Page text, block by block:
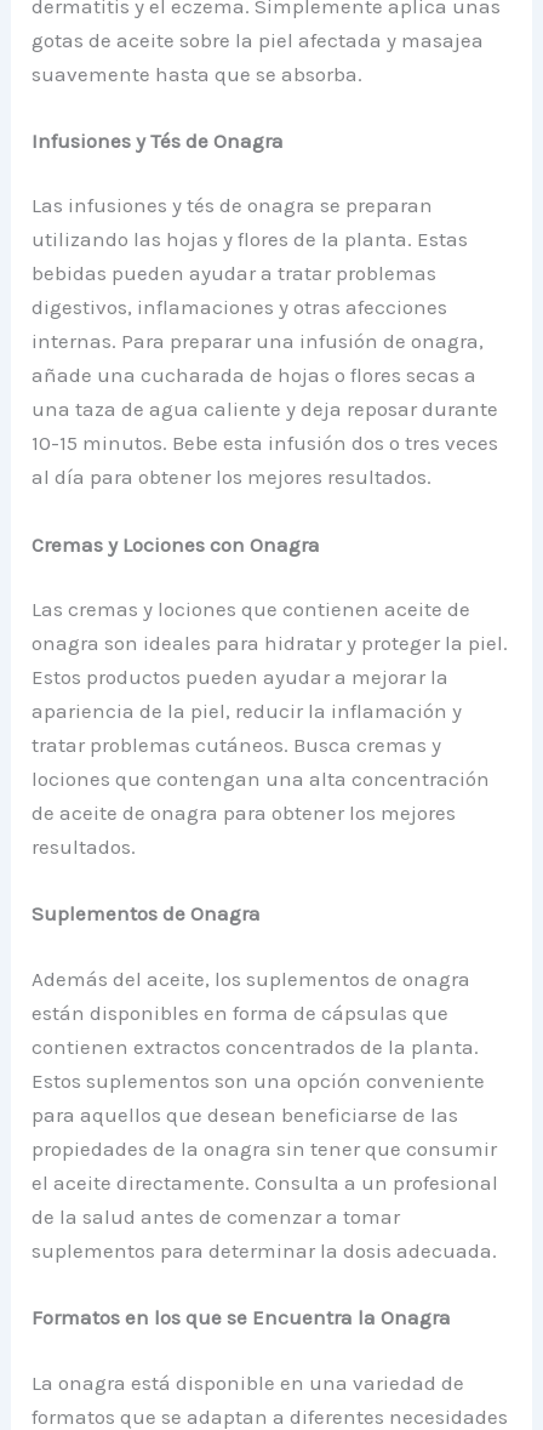
dermatitis y el eczema. Simplemente aplica unas
gotas de aceite sobre la piel afectada y masajea
suavemente hasta que se absorba.
Infusiones y Tés de Onagra
Las infusiones y tés de onagra se preparan
utilizando las hojas y flores de la planta. Estas
bebidas pueden ayudar a tratar problemas
digestivos, inflamaciones y otras afecciones
internas. Para preparar una infusión de onagra,
añade una cucharada de hojas o flores secas a
una taza de agua caliente y deja reposar durante
10-15 minutos. Bebe esta infusión dos o tres veces
al día para obtener los mejores resultados.
Cremas y Lociones con Onagra
Las cremas y lociones que contienen aceite de
onagra son ideales para hidratar y proteger la piel.
Estos productos pueden ayudar a mejorar la
apariencia de la piel, reducir la inflamación y
tratar problemas cutáneos. Busca cremas y
lociones que contengan una alta concentración
de aceite de onagra para obtener los mejores
resultados.
Suplementos de Onagra
Además del aceite, los suplementos de onagra
están disponibles en forma de cápsulas que
contienen extractos concentrados de la planta.
Estos suplementos son una opción conveniente
para aquellos que desean beneficiarse de las
propiedades de la onagra sin tener que consumir
el aceite directamente. Consulta a un profesional
de la salud antes de comenzar a tomar
suplementos para determinar la dosis adecuada.
Formatos en los que se Encuentra la Onagra
La onagra está disponible en una variedad de
formatos que se adaptan a diferentes necesidades